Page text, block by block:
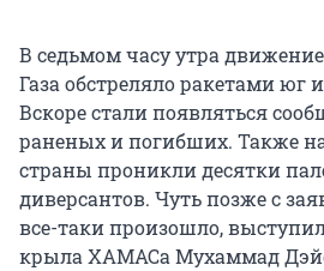
В седьмом часу утра
Газа обстреляло ракетами юг
Вскоре стали появляться
раненых и погибших. Также
страны проникли десятки
диверсантов. Чуть позже с
все-таки произошло,
крыла ХАМАСа Мухаммад